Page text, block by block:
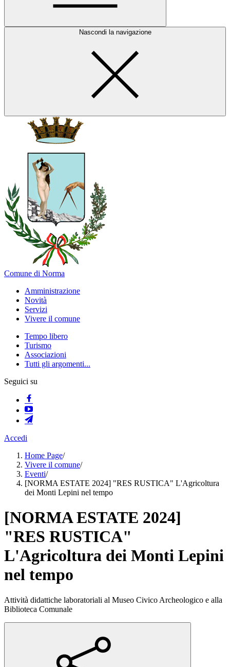
Nascondi la navigazione
Comune di Norma
Amministrazione
Novità
Servizi
Vivere il comune
Tempo libero
Turismo
Associazioni
Tutti gli argomenti...
Seguici su
Accedi
Home Page/
Vivere il comune/
Eventi/
[NORMA ESTATE 2024] "RES RUSTICA" L'Agricoltura
dei Monti Lepini nel tempo
[NORMA ESTATE 2024]
"RES RUSTICA"
L'Agricoltura dei Monti Lepini
nel tempo
Attività didattiche laboratoriali al Museo Civico Archeologico e alla
Biblioteca Comunale